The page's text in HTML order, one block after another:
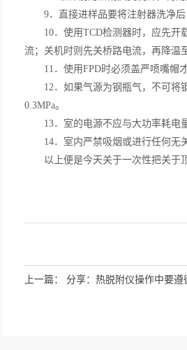
9．直接进样品要将注射器洗净后
10．使用TCD检测器时，应先开载
流；关机时则先关桥路电流，再降温
11．使用FPD时必须盖严喷嘴帽才
12．如果气源为钢瓶气，不可将钢
0.3MPa。
13．室的电源不应与大功率耗电量
14．室内严禁吸烟或进行任何无关
以上便是今天关于一次性把关于顶
上一篇： 分享：热脱附仪操作中要遵